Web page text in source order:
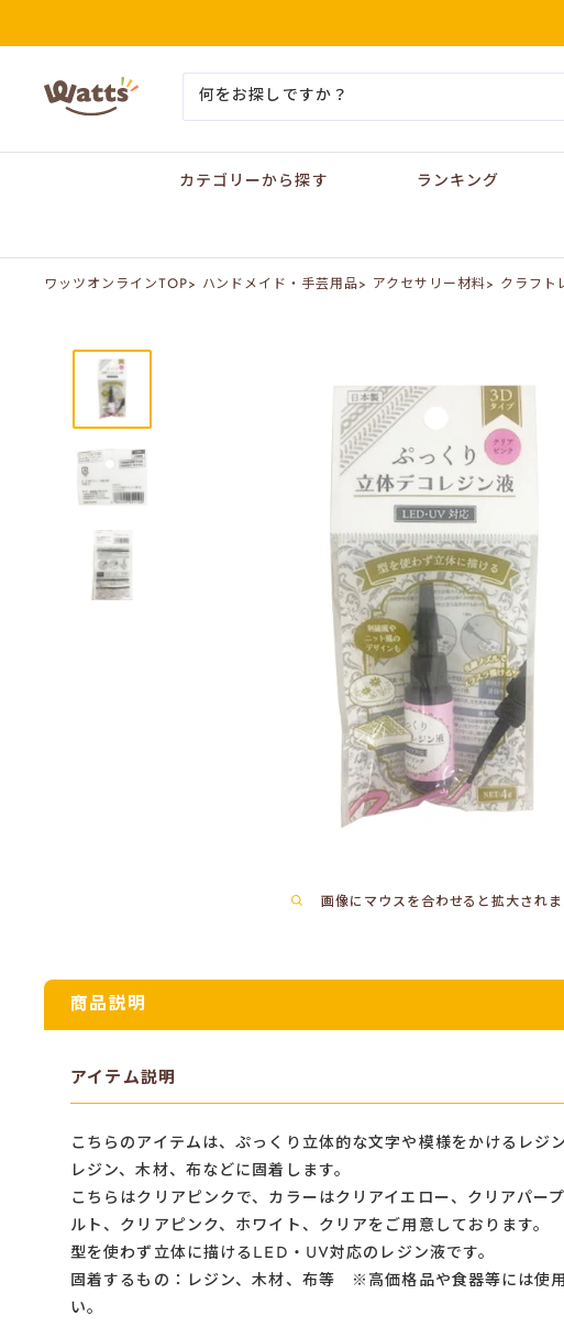
テ
キ
ワ
ッ
オ
カテゴリーから探す ランキング
ワッツオンラインTOP> ハンドメイド・手芸用品> アクセサリー材料> クラフト
画像にマウスを合わせると拡大されま
商品説明
アイテム説明
こちらのアイテムは、ぷっくり立体的な文字や模様をかけるレジン
レジン、木材、布などに固着します。
こちらはクリアピンクで、カラーはクリアイエロー、クリアパー
ルト、クリアピンク、ホワイト、クリアをご用意しております。
型を使わず立体に描けるLED・UV対応のレジン液です。
固着するもの：レジン、木材、布等 ※高価格品や食器等には使
い。